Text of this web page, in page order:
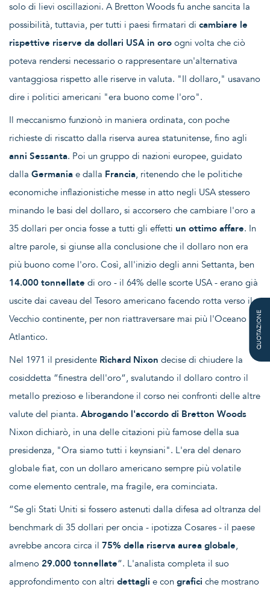
solo di lievi oscillazioni. A Bretton Woods fu anche sancita la
possibilità, tuttavia, per tutti i paesi firmatari di cambiare le
rispettive riserve da dollari USA in oro ogni volta che ciò
poteva rendersi necessario o rappresentare un'alternativa
vantaggiosa rispetto alle riserve in valuta. "Il dollaro," usavano
dire i politici americani "era buono come l'oro".
Il meccanismo funzionò in maniera ordinata, con poche
richieste di riscatto dalla riserva aurea statunitense, fino agli
anni Sessanta. Poi un gruppo di nazioni europee, guidato
dalla Germania e dalla Francia, ritenendo che le politiche
economiche inflazionistiche messe in atto negli USA stessero
minando le basi del dollaro, si accorsero che cambiare l'oro a
35 dollari per oncia fosse a tutti gli effetti un ottimo affare. In
altre parole, si giunse alla conclusione che il dollaro non era
più buono come l'oro. Così, all'inizio degli anni Settanta, ben
14.000 tonnellate di oro - il 64% delle scorte USA - erano già
uscite dai caveau del Tesoro americano facendo rotta verso il
Vecchio continente, per non riattraversare mai più l'Oceano
Atlantico.
Nel 1971 il presidente Richard Nixon decise di chiudere la
cosiddetta “finestra dell'oro“, svalutando il dollaro contro il
metallo prezioso e liberandone il corso nei confronti delle altre
valute del pianta. Abrogando l'accordo di Bretton Woods
Nixon dichiarò, in una delle citazioni più famose della sua
presidenza, "Ora siamo tutti i keynsiani". L'era del denaro
globale fiat, con un dollaro americano sempre più volatile
come elemento centrale, ma fragile, era cominciata.
“Se gli Stati Uniti si fossero astenuti dalla difesa ad oltranza del
benchmark di 35 dollari per oncia - ipotizza Cosares - il paese
avrebbe ancora circa il 75% della riserva aurea globale,
almeno 29.000 tonnellate“. L'analista completa il suo
approfondimento con altri dettagli e con grafici che mostrano
QUOTAZIONE